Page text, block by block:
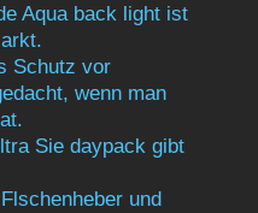
Aqua back light ist
Schutz vor
wenn man
Sie daypack gibt
und